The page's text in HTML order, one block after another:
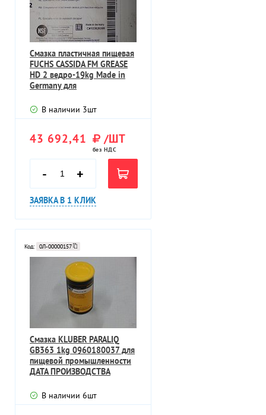
Смазка пластичная пищевая
FUCHS CASSIDA FM GREASE
HD 2 ведро-19kg Made in
Germany для
В наличии 3шт
43 692,41 /ШТ
без НДС
- +
ЗАЯВКА В 1 КЛИК
Код: 0Л-00000157
Смазка KLUBER PARALIQ
GB363 1kg 0960180037 для
пищевой промышленности
ДАТА ПРОИЗВОДСТВА
В наличии 6шт